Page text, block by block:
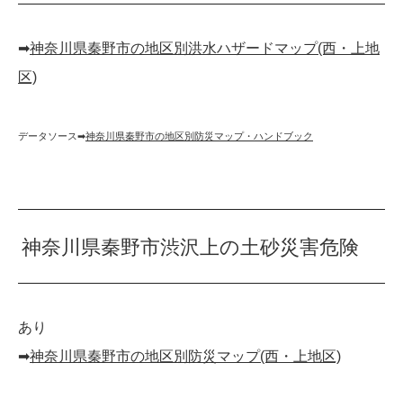
➡︎神奈川県秦野市の地区別洪水ハザードマップ(西・上地
区)
データソース➡︎神奈川県秦野市の地区別防災マップ・ハンドブック
神奈川県秦野市渋沢上の土砂災害危険
あり
➡︎神奈川県秦野市の地区別防災マップ(西・上地区)